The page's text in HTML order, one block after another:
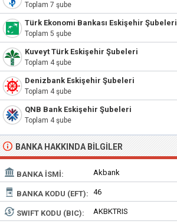
Toplam 7 şube
Türk Ekonomi Bankası Eskişehir Şubeleri
Toplam 5 şube
Kuveyt Türk Eskişehir Şubeleri
Toplam 4 şube
Denizbank Eskişehir Şubeleri
Toplam 4 şube
QNB Bank Eskişehir Şubeleri
Toplam 4 şube
BANKA HAKKINDA BILGILER
BANKA İSMI: Akbank
BANKA KODU (EFT): 46
SWIFT KODU (BIC): AKBKTRIS